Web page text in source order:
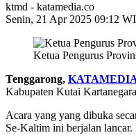
ktmd - katamedia.co
Senin, 21 Apr 2025 09:12
Ketua Pengurus
Tenggarong,
Kabupaten Kutai
Acara yang yang dibuka
Se-Kaltim ini berjalan lancar.